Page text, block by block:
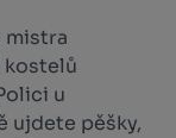
mistra
kostelů
u
ujdete pěšky,